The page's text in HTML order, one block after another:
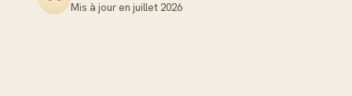
Mis à jour en juillet 2026